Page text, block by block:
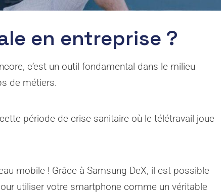
en entreprise ?
c’est un outil fondamental dans le milieu
de métiers.
période de crise sanitaire où le télétravail joue
mobile ! Grâce à Samsung DeX, il est possible
utiliser votre smartphone comme un véritable